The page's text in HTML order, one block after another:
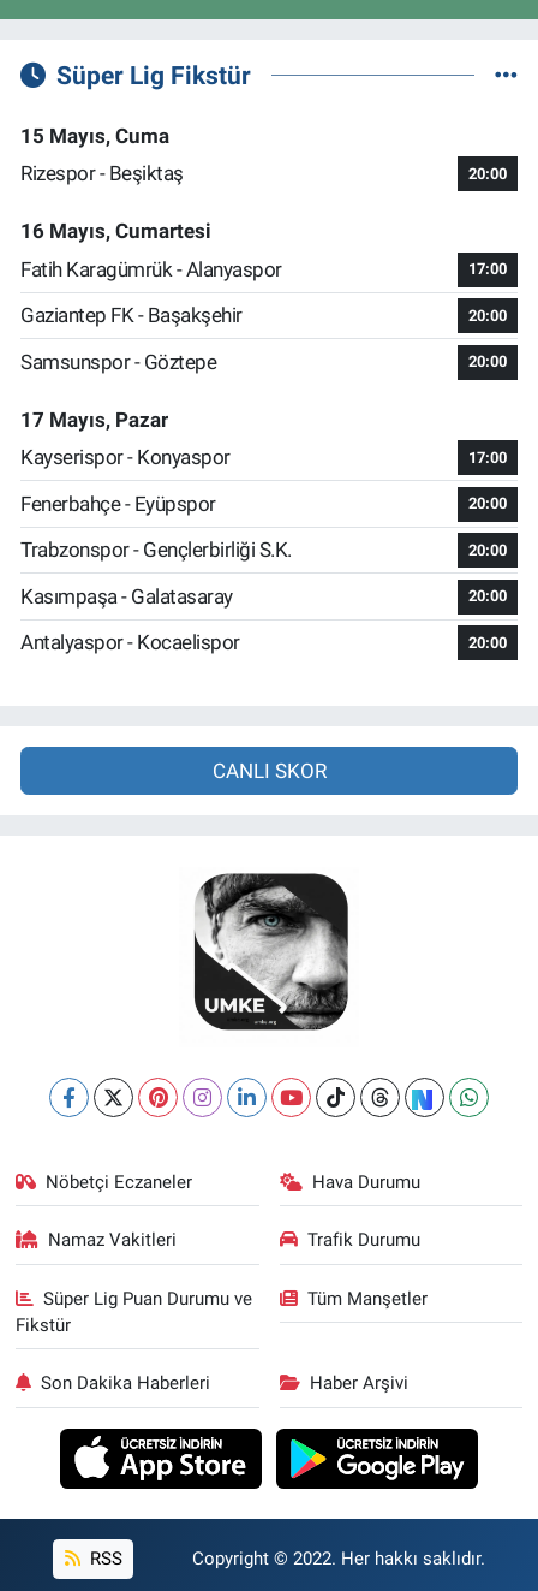
Süper Lig Fikstür
15 Mayıs, Cuma
Rizespor - Beşiktaş
20:00
16 Mayıs, Cumartesi
Fatih Karagümrük - Alanyaspor
17:00
Gaziantep FK - Başakşehir 20:00
Samsunspor - Göztepe 20:00
17 Mayıs, Pazar
Kayserispor - Konyaspor
17:00
Fenerbahçe - Eyüpspor 20:00
Trabzonspor - Gençlerbirliği S.K. 20:00
Kasımpaşa - Galatasaray 20:00
Antalyaspor - Kocaelispor 20:00
CANLI SKOR
Nöbetçi Eczaneler Hava Durumu
Namaz Vakitleri Trafik Durumu
Süper Lig Puan Durumu ve
Fikstür
Tüm Manşetler
Son Dakika Haberleri Haber Arşivi
RSS Copyright © 2022. Her hakkı saklıdır.